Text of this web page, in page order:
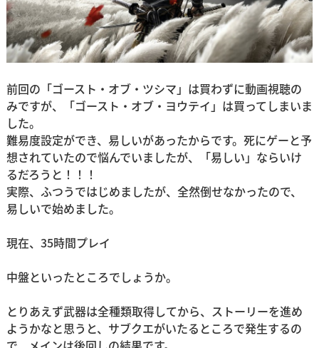
前回の「ゴースト・オブ・ツシマ」は買わずに動画視聴の
みですが、「ゴースト・オブ・ヨウテイ」は買ってしまいま
した。
難易度設定ができ、易しいがあったからです。死にゲーと予
想されていたので悩んでいましたが、「易しい」ならいけ
るだろうと！！！
実際、ふつうではじめましたが、全然倒せなかったので、
易しいで始めました。
現在、35時間プレイ
中盤といったところでしょうか。
とりあえず武器は全種類取得してから、ストーリーを進め
ようかなと思うと、サブクエがいたるところで発生するの